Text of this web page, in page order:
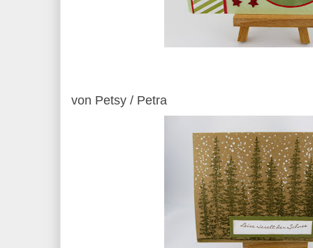
von Petsy / Petra